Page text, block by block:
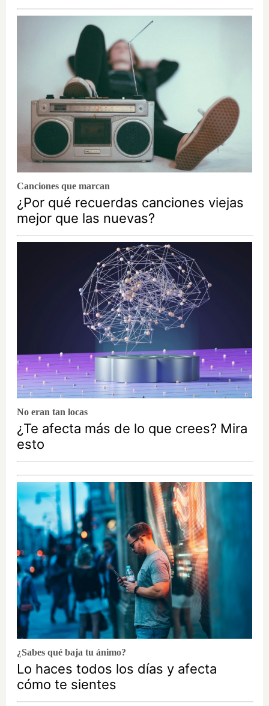
Canciones que marcan
¿Por qué recuerdas canciones viejas
mejor que las nuevas?
No eran tan locas
¿Te afecta más de lo que crees? Mira
esto
¿Sabes qué baja tu ánimo?
Lo haces todos los días y afecta
cómo te sientes